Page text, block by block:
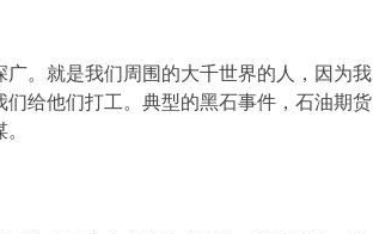
。就是我们周围的大千世界的人，因为我
给他们打工。典型的黑石事件，石油期货